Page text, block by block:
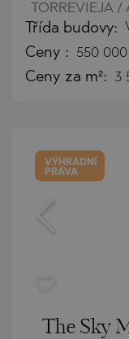
TORREVIEJA
Třída budovy:
Ceny : 550 000
Ceny za m²: 3
VÝHRADNÍ
PRÁVA
The Sky